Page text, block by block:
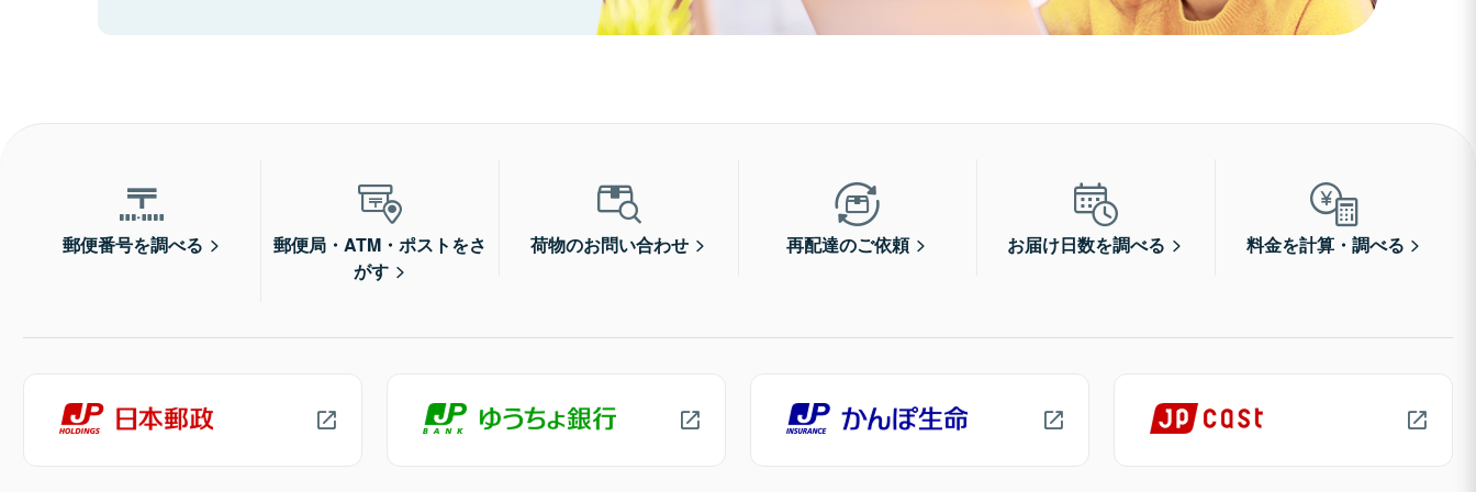
郵便番号を調べる
郵便局・ATM・ポストをさ
がす
荷物のお問い合わせ 再配達のご依頼 お届け日数を調べる 料金を計算・調べる